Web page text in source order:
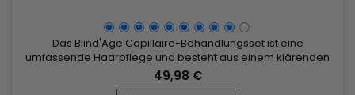
Das Blind'Age Capillaire-Behandlungsset ist eine
umfassende Haarpflege und besteht aus einem klärenden
Shampoo, das Ihr Haar gründlich reinigt und auf die
Behandlung vorbereitet, sowie Blind'Age Capillaire, der
49,98 €